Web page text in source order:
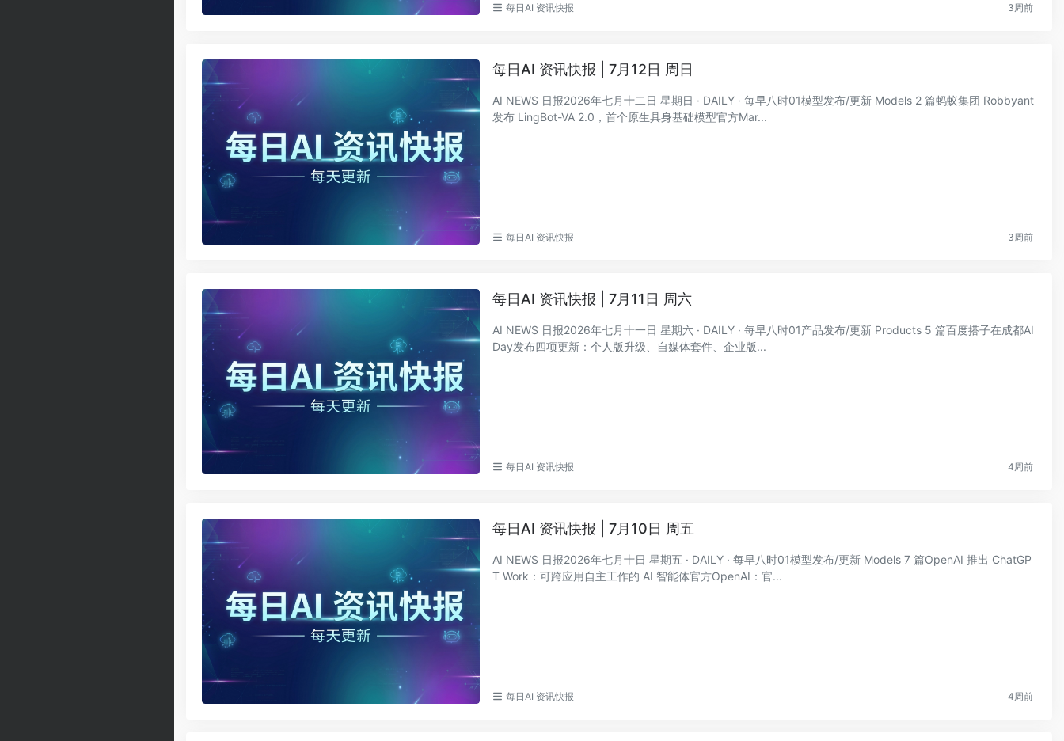
每日AI 资讯快报 3周前
每日AI 资讯快报 | 7月12日 周日
AI NEWS 日报2026年七月十二日 星期日 · DAILY · 每早八时01模型发布/更新 Models 2 篇蚂蚁集团 Robbyant
发布 LingBot-VA 2.0，首个原生具身基础模型官方Mar...
每日AI 资讯快报 3周前
每日AI 资讯快报 | 7月11日 周六
AI NEWS 日报2026年七月十一日 星期六 · DAILY · 每早八时01产品发布/更新 Products 5 篇百度搭子在成都AI
Day发布四项更新：个人版升级、自媒体套件、企业版...
每日AI 资讯快报 4周前
每日AI 资讯快报 | 7月10日 周五
AI NEWS 日报2026年七月十日 星期五 · DAILY · 每早八时01模型发布/更新 Models 7 篇OpenAI 推出 ChatGP
T Work：可跨应用自主工作的 AI 智能体官方OpenAI：官...
每日AI 资讯快报 4周前